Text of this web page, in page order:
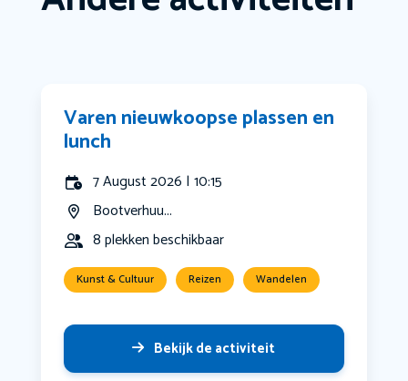
Varen nieuwkoopse plassen en
lunch
7 August 2026 | 10:15
Bootverhuu...
8 plekken beschikbaar
Kunst & Cultuur Reizen Wandelen
Bekijk de activiteit